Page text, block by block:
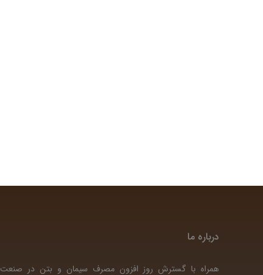
درباره ما
همراه با گسترش روز افزون مصرف سیمان و بتن در صنعت